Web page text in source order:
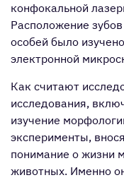
конфокальной
Расположение
особей было
электронной
Как считают
исследования,
изучение
эксперименты,
понимание о жизни
животных. Именно